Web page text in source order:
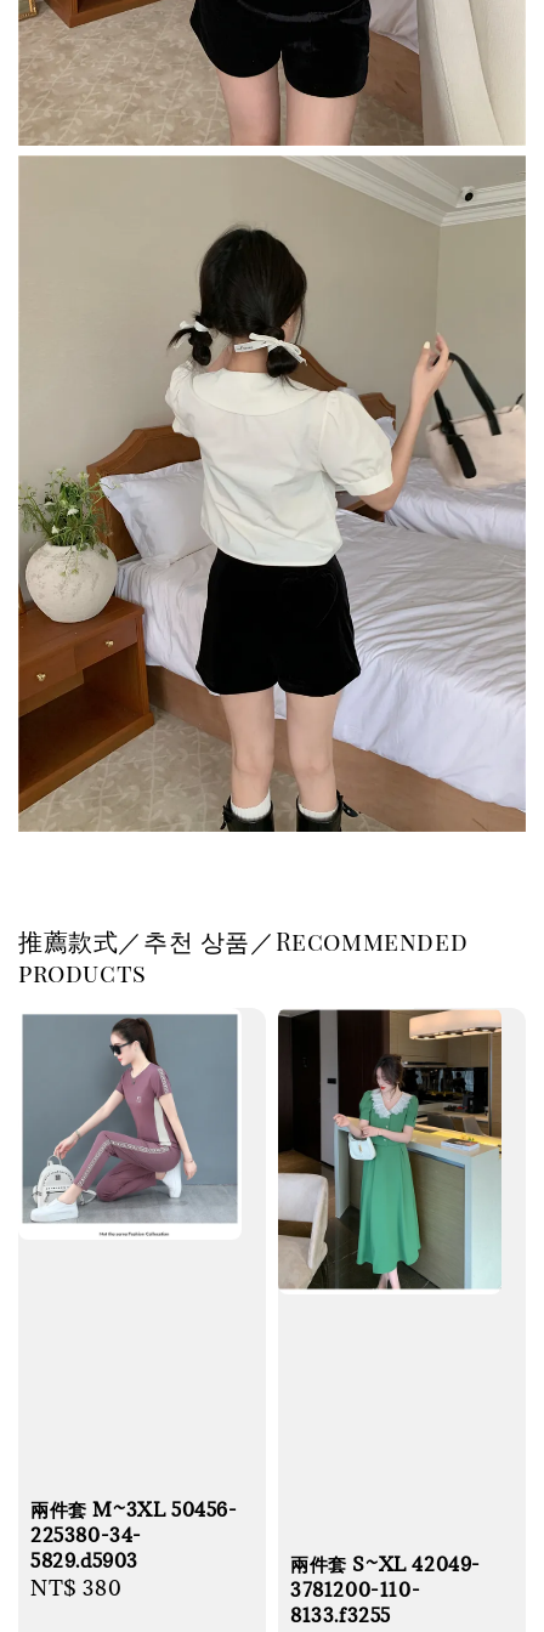
推薦款式／추천 상품／Recommended
products
兩件套 M~3XL 50456-
225380-34-
5829.d5903
Regular
NT$ 380
兩件套 S~XL 42049-
3781200-110-
8133.f3255